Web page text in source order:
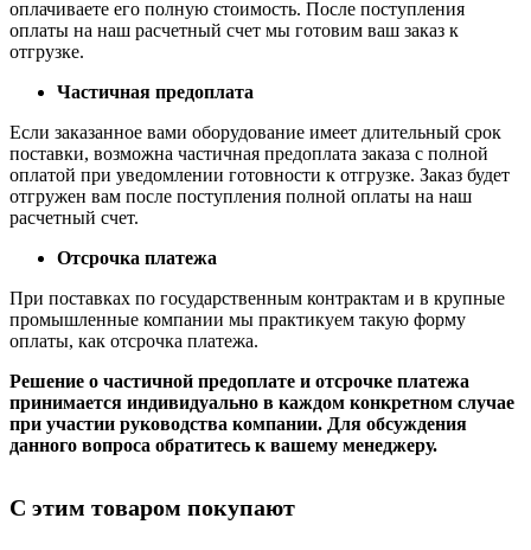
оплачиваете его полную стоимость. После поступления
оплаты на наш расчетный счет мы готовим ваш заказ к
отгрузке.
Частичная предоплата
Если заказанное вами оборудование имеет длительный срок
поставки, возможна частичная предоплата заказа с полной
оплатой при уведомлении готовности к отгрузке. Заказ будет
отгружен вам после поступления полной оплаты на наш
расчетный счет.
Отсрочка платежа
При поставках по государственным контрактам и в крупные
промышленные компании мы практикуем такую форму
оплаты, как отсрочка платежа.
Решение о частичной предоплате и отсрочке платежа
принимается индивидуально в каждом конкретном случае
при участии руководства компании. Для обсуждения
данного вопроса обратитесь к вашему менеджеру.
С этим товаром покупают